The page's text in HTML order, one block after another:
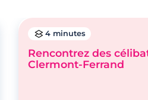
4 minutes
Rencontrez des
Clermont-Ferrand